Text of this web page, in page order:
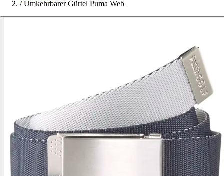
/ Umkehrbarer Gürtel Puma Web